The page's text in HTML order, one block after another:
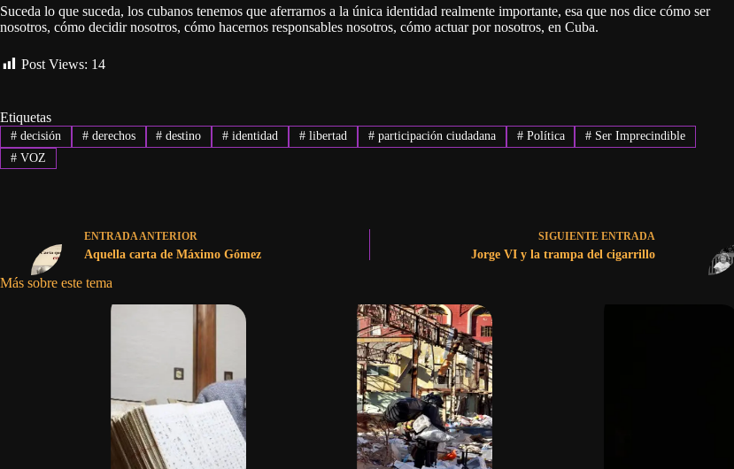
Suceda lo que suceda, los cubanos tenemos que aferrarnos a la única identidad realmente importante, esa que nos dice cómo ser
nosotros, cómo decidir nosotros, cómo hacernos responsables nosotros, cómo actuar por nosotros, en Cuba.
Post Views: 14
Etiquetas
#decisión #derechos # destino # identidad # libertad #participación ciudadana #Política # Ser Imprecindible
#VOZ
ENTRADA ANTERIOR
Aquella carta de Máximo Gómez
SIGUIENTE ENTRADA
Jorge VI y la trampa del cigarrillo
Más sobre este tema